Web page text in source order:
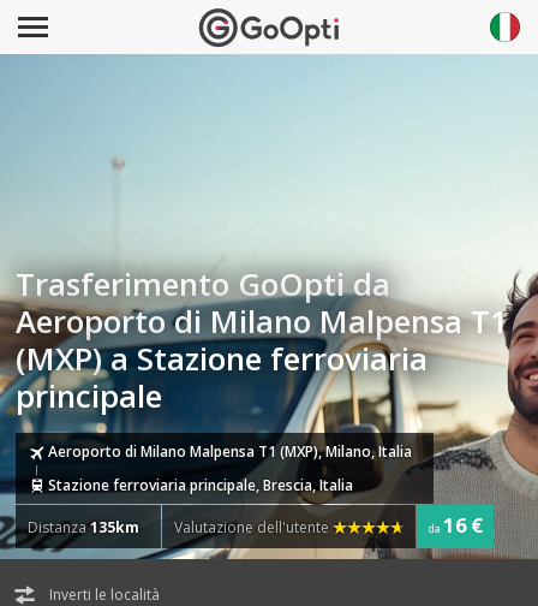
Trasferimento GoOpti da
Aeroporto di Milano Malpensa T1
(MXP) a Stazione ferroviaria
principale
Aeroporto di Milano Malpensa T1 (MXP), Milano, Italia
Stazione ferroviaria principale, Brescia, Italia
Distanza135km Valutazione dell'utente da 16 €
Inverti le località